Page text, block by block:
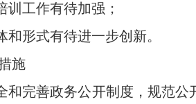
工作有待加强；
形式有待进一步创新。
施
完善政务公开制度，规范公